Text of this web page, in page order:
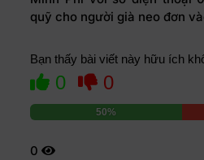
quỹ cho người già neo đơn
Bạn thấy bài viết này hữu ích
0 0
50%
0